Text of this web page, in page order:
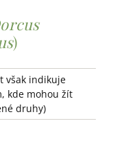
)
však indikuje
kde mohou žít
druhy)